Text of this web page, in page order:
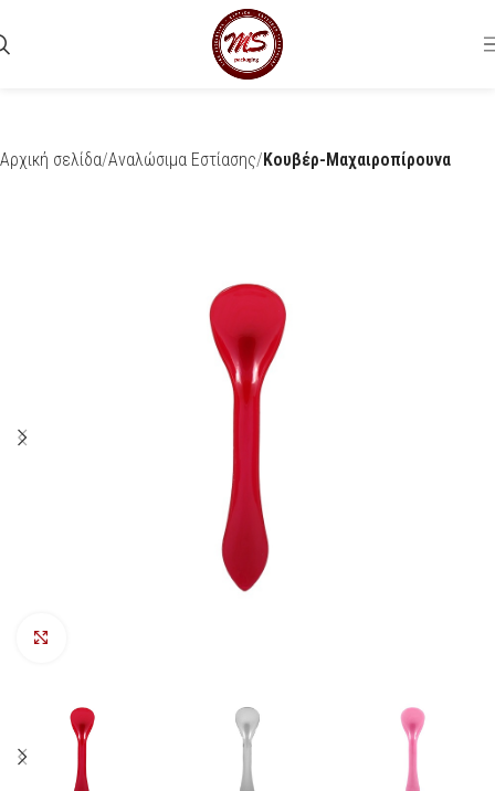
Αρχική σελίδα Αναλώσιμα Εστίασης Κουβέρ-Μαχαιροπίρουνα